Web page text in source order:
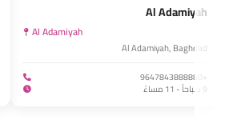
Al Adamiyah
Al Adamiyah
Al Adamiyah, Baghdad
+9647843888880
9 صباحاً - 11 مساءً